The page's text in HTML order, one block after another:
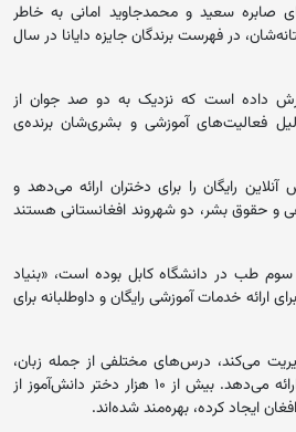
صابره سعید و محمدجاوید امانی به خاطر
در فهرست برندگان جایزه دایانا در سال
داده است که نزدیک به دو صد جوان از
فعالیت‌های آموزشی و بشری‌شان برنده‌ی
رایگان را برای دختران ارائه می‌دهد و
و حقوق بشر، دو شهروند افغانستانی هستند
طب در دانشگاه کابل بوده است، «بنیاد
ارائه خدمات آموزشی رایگان و داوطلبانه برای
می‌کند، درس‌های مختلفی از جمله زبان،
کامپیوتر و درس‌های مکتب را ارائه می‌دهد. بیش از ۱۰ هزار دختر دانش‌آموز از
ایجاد کرده، بهره‌مند شده‌اند.